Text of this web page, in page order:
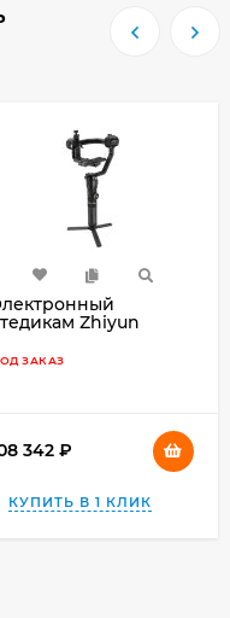
Zhiyun
ЗАКАЗ
342
КУПИТЬ В 1 КЛИК